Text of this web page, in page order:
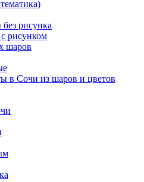
рисунка
рисунком
шаров
в Сочи из шаров и цветов